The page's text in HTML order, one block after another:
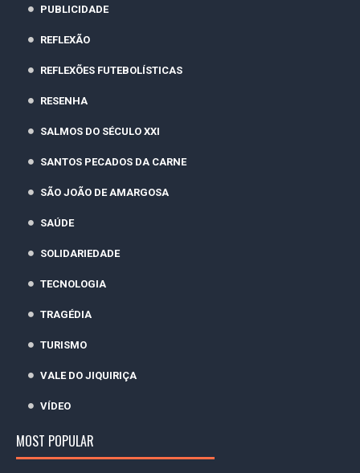
PUBLICIDADE
REFLEXÃO
REFLEXÕES FUTEBOLÍSTICAS
RESENHA
SALMOS DO SÉCULO XXI
SANTOS PECADOS DA CARNE
SÃO JOÃO DE AMARGOSA
SAÚDE
SOLIDARIEDADE
TECNOLOGIA
TRAGÉDIA
TURISMO
VALE DO JIQUIRIÇA
VÍDEO
MOST POPULAR